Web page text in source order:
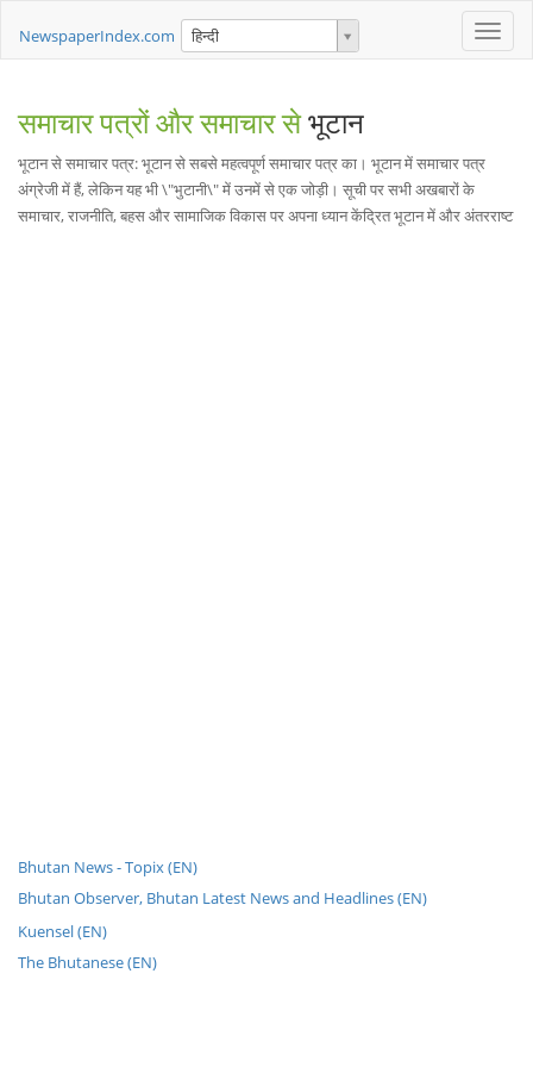
Toggle
NewspaperIndex.com हिन्दी
समाचार पत्रों और समाचार सेभूटान
भूटान से समाचार पत्र: भूटान से सबसे महत्वपूर्ण समाचार पत्र का। भूटान में समाचार पत्र
अंग्रेजी में हैं, लेकिन यह भी \"भुटानी\" में उनमें से एक जोड़ी। सूची पर सभी अखबारों के
समाचार, राजनीति, बहस और सामाजिक विकास पर अपना ध्यान केंद्रित भूटान में और अंतरराष्ट
Bhutan News - Topix (EN)
Bhutan Observer, Bhutan Latest News and Headlines (EN)
Kuensel (EN)
The Bhutanese (EN)